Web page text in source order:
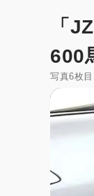
「
600
写真6枚目